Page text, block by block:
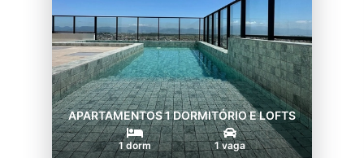
APARTAMENTOS 1 DORMITÓRIO E LOFTS
1 dorm 1 vaga